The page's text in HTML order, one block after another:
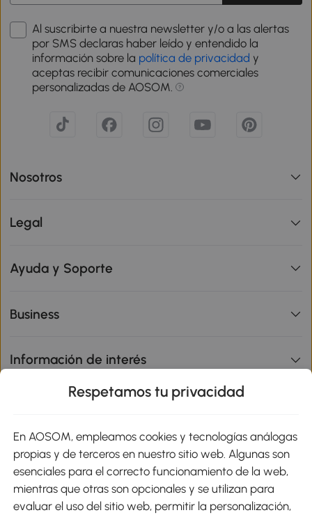
Al suscribirte a nuestra newsletter y/o a las alertas
por SMS declaras haber leído y entendido la
información sobre la política de privacidad y
aceptas recibir comunicaciones comerciales
personalizadas de AOSOM.
Nosotros
Legal
Ayuda y Soporte
Business
Información de interés
Métodos de Pago
Respetamos tu privacidad
En AOSOM, empleamos cookies y tecnologías análogas
propias y de terceros en nuestro sitio web. Algunas son
esenciales para el correcto funcionamiento de la web,
mientras que otras son opcionales y se utilizan para
evaluar el uso del sitio web, permitir la personalización,